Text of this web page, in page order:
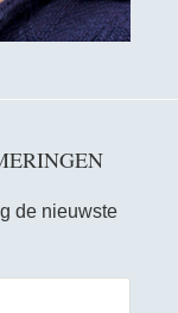
de nieuwste